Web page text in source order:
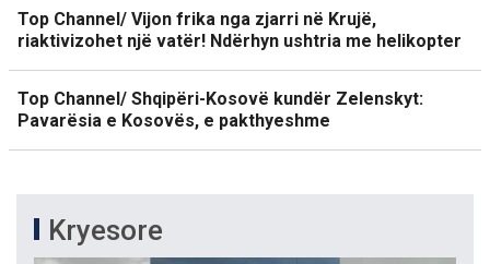
Top Channel/ Vijon frika nga zjarri në Krujë,
riaktivizohet një vatër! Ndërhyn ushtria me helikopter
Top Channel/ Shqipëri-Kosovë kundër Zelenskyt:
Pavarësia e Kosovës, e pakthyeshme
Kryesore